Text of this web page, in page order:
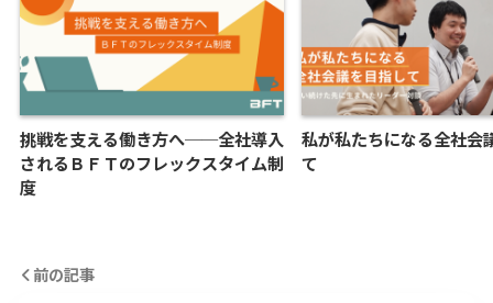
挑戦を支える働き方へ──全社導入
されるＢＦＴのフレックスタイム制
度
私が私たちになる全社会
て
前の記事